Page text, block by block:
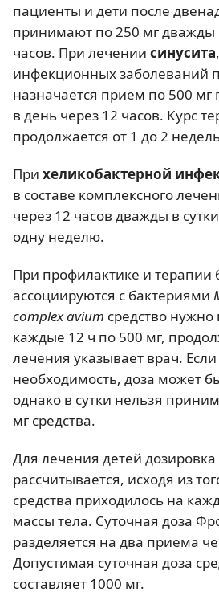
пациенты и дети после
принимают по 250 мг дважды
часов. При лечении синусита
инфекционных заболеваний
назначается прием по 500
в день через 12 часов. Курс
продолжается от 1 до 2
При хеликобактерной
в составе комплексного
через 12 часов дважды в
одну неделю.
При профилактике и терапии
ассоциируются с бактериями
complex avium средство
каждые 12 ч по 500 мг,
лечения указывает врач. Если
необходимость, доза может
однако в сутки нельзя
мг средства.
Для лечения детей
рассчитывается, исходя из
средства приходилось на
массы тела. Суточная доза
разделяется на два приема
Допустимая суточная доза
составляет 1000 мг.